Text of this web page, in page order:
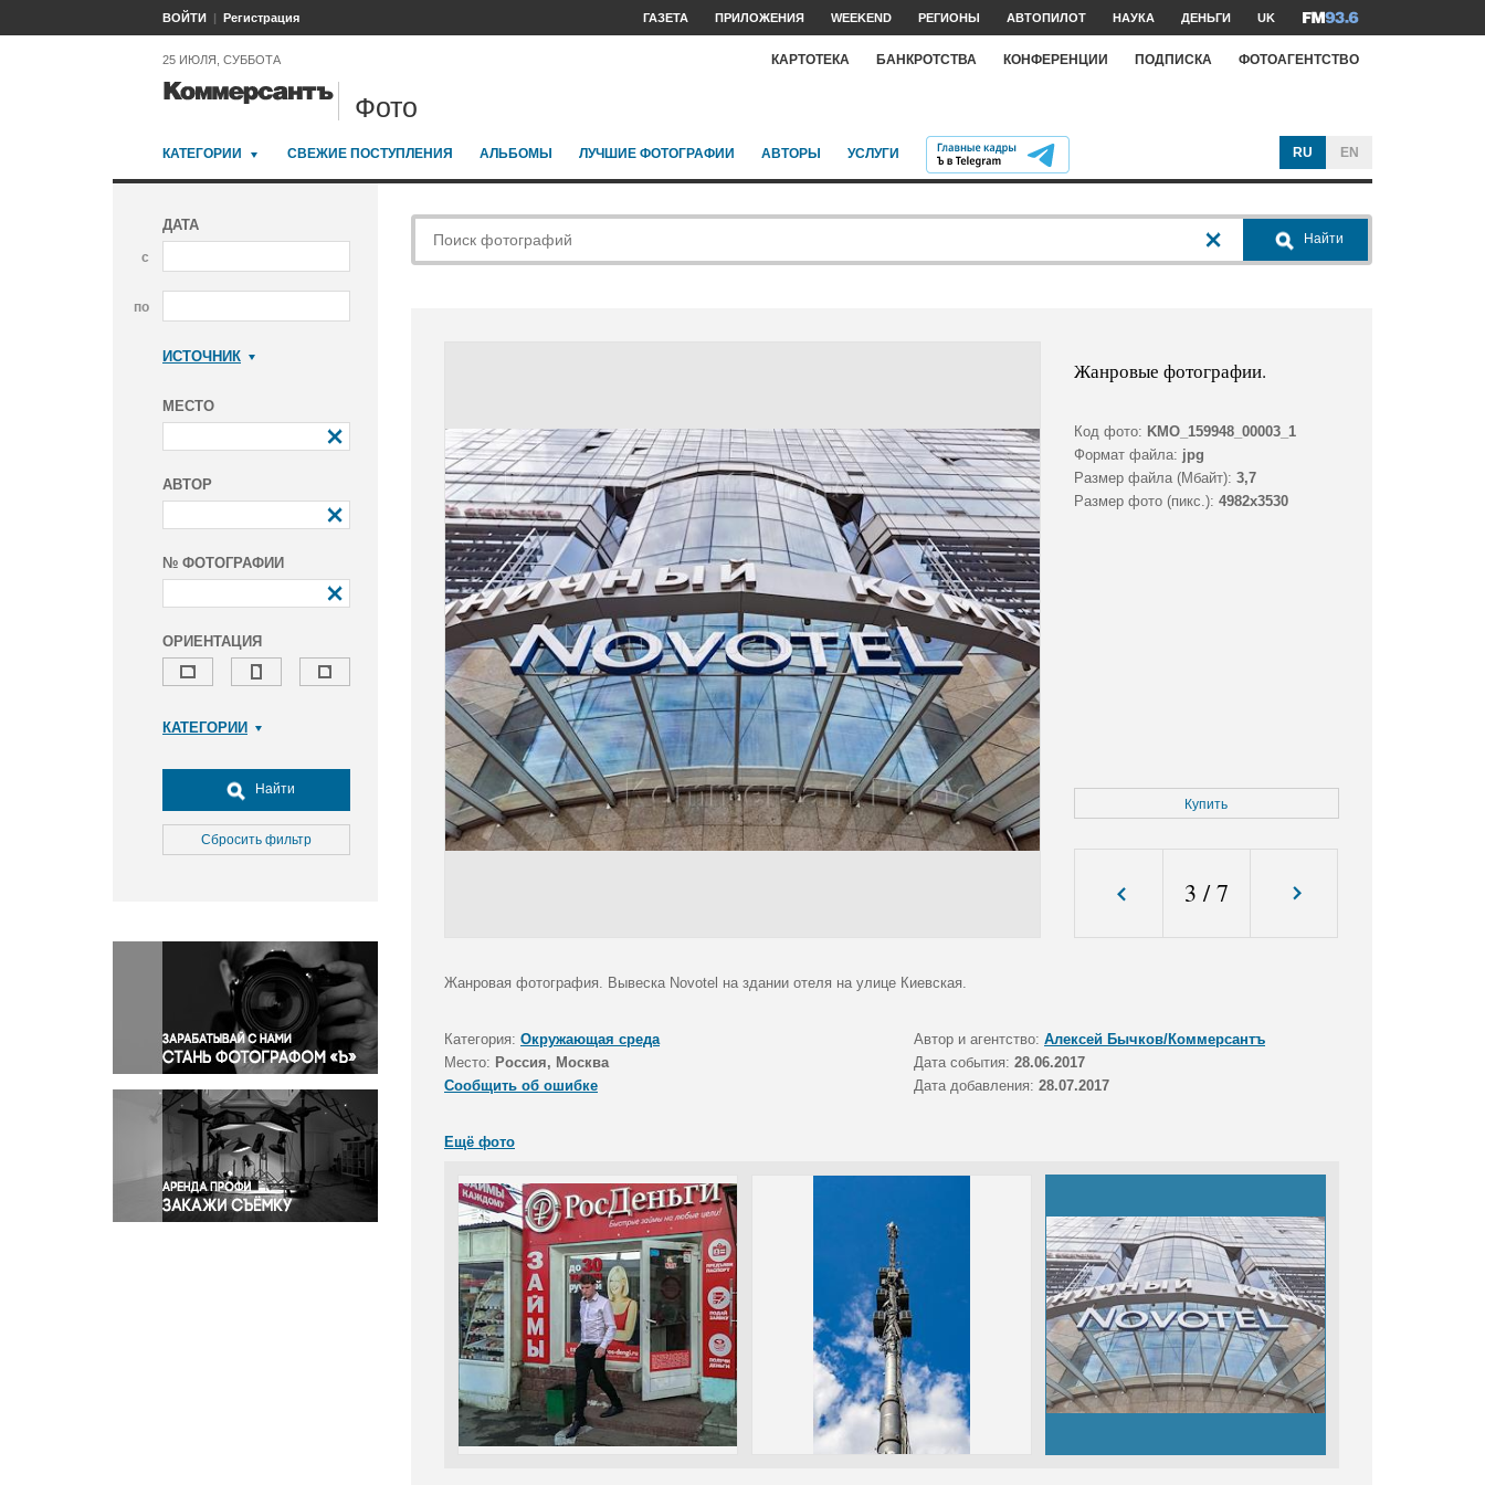
ВОЙТИ Регистрация ГАЗЕТА ПРИЛОЖЕНИЯ WEEKEND РЕГИОНЫ АВТОПИЛОТ НАУКА ДЕНЬГИ UK
25 ИЮЛЯ, СУББОТА КАРТОТЕКА БАНКРОТСТВА КОНФЕРЕНЦИИ ПОДПИСКА ФОТОАГЕНТСТВО
Фото
КАТЕГОРИИ СВЕЖИЕ ПОСТУПЛЕНИЯ АЛЬБОМЫ ЛУЧШИЕ ФОТОГРАФИИ АВТОРЫ УСЛУГИ RU EN
ДАТА
с
по
ИСТОЧНИК
МЕСТО
АВТОР
№ ФОТОГРАФИИ
ОРИЕНТАЦИЯ
КАТЕГОРИИ
Досуг, туризм и отдых
Культура
Медицина
Окружающая среда
Политика
Правосудие
Происшествия и конфликты
Религия
Светская жизнь
Спорт
Экология
Экономика и бизнес
Найти
Сбросить фильтр
Найти
Жанровые фотографии.
Код фото: KMO_159948_00003_1
Формат файла: jpg
Размер файла (Мбайт): 3,7
Размер фото (пикс.): 4982x3530
Купить
3 /7
Жанровая фотография. Вывеска Novotel на здании отеля на улице Киевская.
Категория: Окружающая среда Автор и агентство: Алексей Бычков/Коммерсантъ
Место: Россия, Москва Дата события: 28.06.2017
Сообщить об ошибке
Дата добавления: 28.07.2017
Ещё фото